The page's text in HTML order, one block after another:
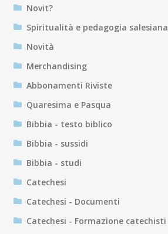
Novit?
Spiritualità e pedagogia salesiana
Novità
Merchandising
Abbonamenti Riviste
Quaresima e Pasqua
Bibbia - testo biblico
Bibbia - sussidi
Bibbia - studi
Catechesi
Catechesi - Documenti
Catechesi - Formazione catechisti